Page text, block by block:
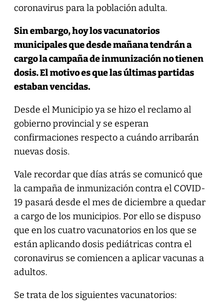
coronavirus para la población adulta.
Sin embargo, hoy los vacunatorios
municipales que desde mañana tendrán a
cargo la campaña de inmunización no tienen
dosis. El motivo es que las últimas partidas
estaban vencidas.
Desde el Municipio ya se hizo el reclamo al
gobierno provincial y se esperan
confirmaciones respecto a cuándo arribarán
nuevas dosis.
Vale recordar que días atrás se comunicó que
la campaña de inmunización contra el COVID-
19 pasará desde el mes de diciembre a quedar
a cargo de los municipios. Por ello se dispuso
que en los cuatro vacunatorios en los que se
están aplicando dosis pediátricas contra el
coronavirus se comiencen a aplicar vacunas a
adultos.
Se trata de los siguientes vacunatorios: